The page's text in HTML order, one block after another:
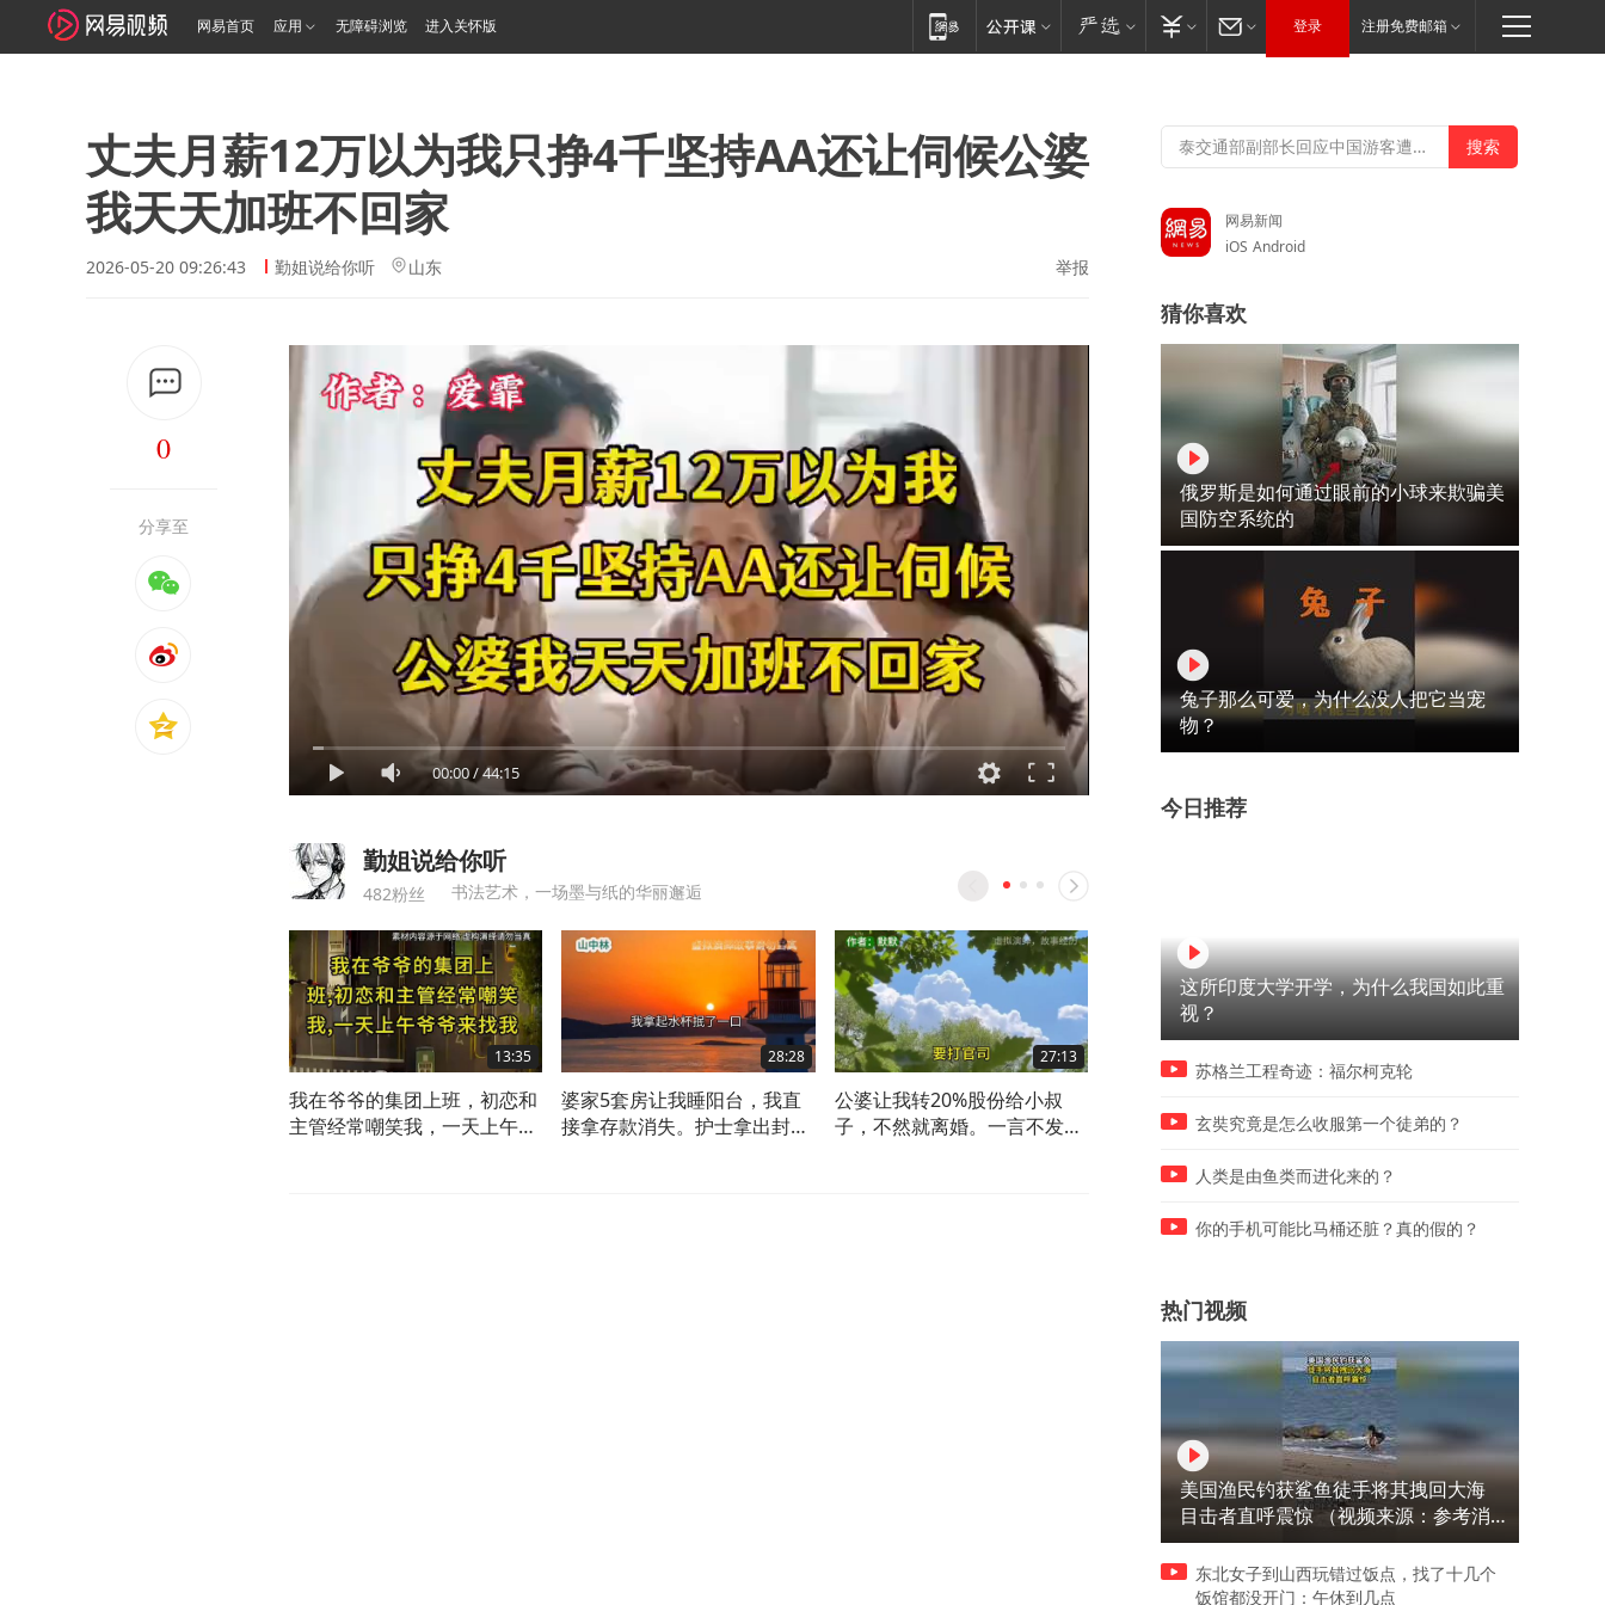
网易首页 应用 无障碍浏览 进入关怀版 登录 注册免费邮箱
丈夫月薪12万以为我只挣4千坚持AA还让伺候公婆
我天天加班不回家
2026-05-20 09:26:43 勤姐说给你听 山东 举报
0
分享至
00:00/44:15
勤姐说给你听
482粉丝 书法艺术，一场墨与纸的华丽邂逅
13:35
我在爷爷的集团上班，初恋和
主管经常嘲笑我，一天上午爷
28:28
婆家5套房让我睡阳台，我直
接拿存款消失。护士拿出封信
27:13
公婆让我转20%股份给小叔
子，不然就离婚。一言不发的
口下楼买菜去飞机场，婆婆傻
婚，我升职师长，转业在部
网易新闻
iOS Android
猜你喜欢
俄罗斯是如何通过眼前的小球来欺骗美
国防空系统的
兔子那么可爱，为什么没人把它当宠
物？
今日推荐
这所印度大学开学，为什么我国如此重
视？
苏格兰工程奇迹：福尔柯克轮
玄奘究竟是怎么收服第一个徒弟的？
人类是由鱼类而进化来的？
你的手机可能比马桶还脏？真的假的？
热门视频
美国渔民钓获鲨鱼徒手将其拽回大海
目击者直呼震惊 （视频来源：参考消
息）
东北女子到山西玩错过饭点，找了十几个
饭馆都没开门：午休到几点